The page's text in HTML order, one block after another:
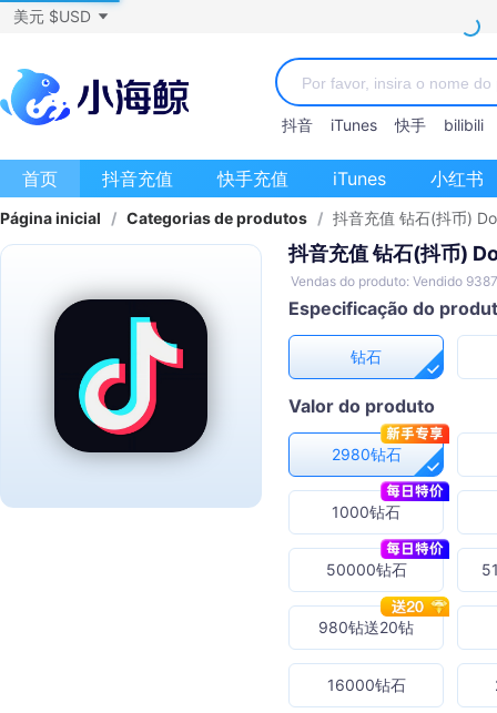
美元 $USD
抖音 iTunes 快手 bilibili
首页 抖音充值 快手充值 iTunes 小红书
Página inicial / Categorias de produtos / 抖音充值 钻石(抖币)
抖音充值 钻石(抖币)
Vendas do produto: Vendido
Especificação do
钻石
Valor do produto
2980钻石
1000钻石
50000钻石
980钻送20钻
16000钻石